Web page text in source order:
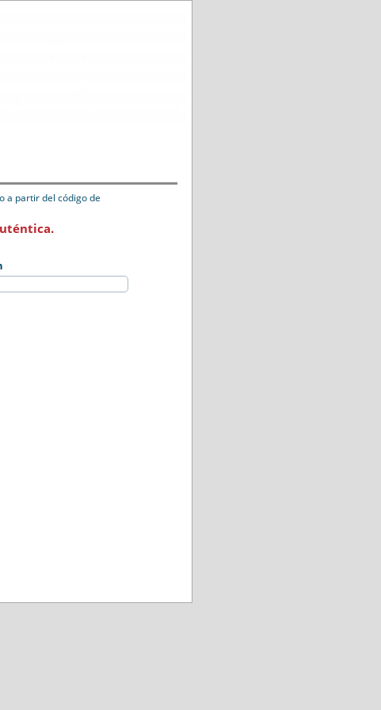
a partir del código de